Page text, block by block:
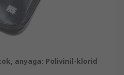
anyaga: Polivinil-klorid